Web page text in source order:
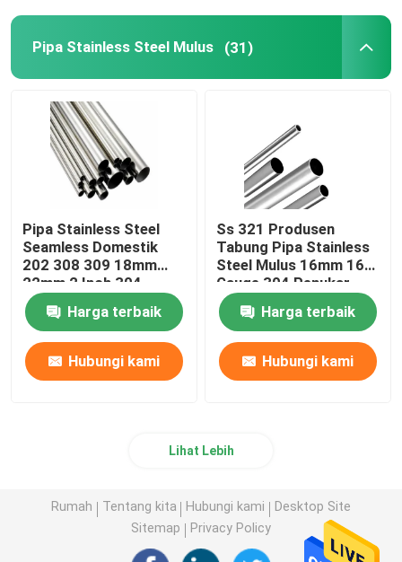
Pipa Stainless Steel Mulus (31)
Pipa Stainless Steel
Seamless Domestik
202 308 309 18mm
22mm 2 Inch 304
Tabung Inox
Harga terbaik
Hubungi kami
Ss 321 Produsen
Tabung Pipa Stainless
Steel Mulus 16mm 16
Gauge 304 Penukar
Panas
Harga terbaik
Hubungi kami
Lihat Lebih
Rumah Tentang kita Hubungi kami
Desktop Site
Sitemap
Privacy Policy